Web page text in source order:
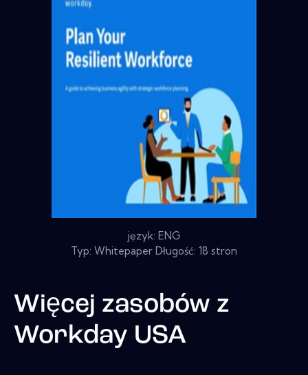
język: ENG
Typ: Whitepaper Długość: 18 stron
Więcej zasobów z
Workday USA